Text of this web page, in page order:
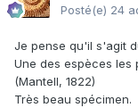
Posté(e) 24
Je pense qu'il s'agit
Une des espèces les
(Mantell, 1822)
Très beau spécimen.